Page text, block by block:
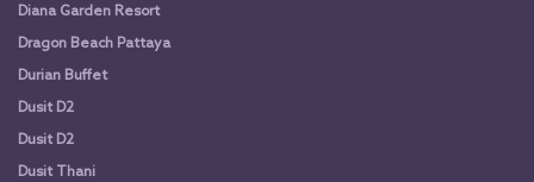
Diana Garden Resort
Dragon Beach Pattaya
Durian Buffet
Dusit D2
Dusit D2
Dusit Thani